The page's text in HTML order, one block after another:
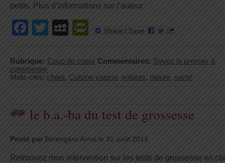
petits. Plus d’informations sur l’auteur
Facebook
TwitterMySpace
PrintFriendly
Rubrique: Coup de coeur Commentaires: Soyez le premier à
commenter
Mots-clés: chant, Cuisine vapeur, enfants, nature, santé
le b.a.-ba du test de grossesse
Posté par Bérengère Arnal le 31 août 2014
Retrouvez mon intervention sur les tests de grossesse en